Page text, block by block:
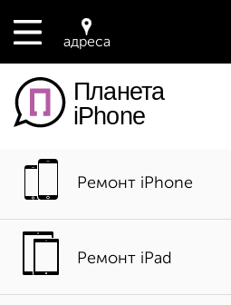
адреса
Планета
iPhone
Ремонт iPhone
Ремонт iPad